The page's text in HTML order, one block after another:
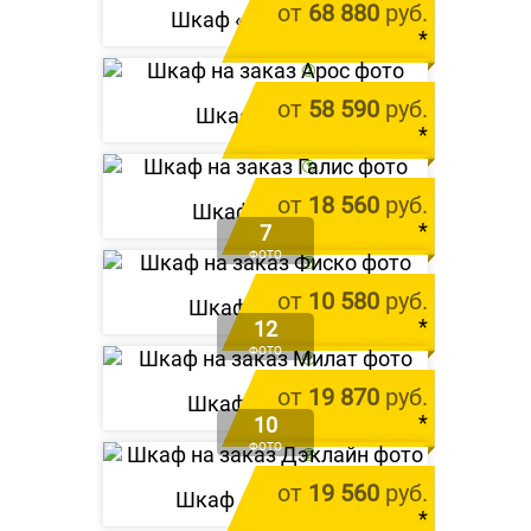
от 68 880 руб.
*
цена за 1 м.п.
Шкаф « Форичест»
от 58 590 руб.
*
цена за 1 м.п.
Шкаф « Арос»
от 18 560 руб.
*
цена за 1 м.п.
Шкаф «Галис»
7
ФОТО
от 10 580 руб.
*
цена за 1 м.п.
Шкаф «Фиско»
12
ФОТО
от 19 870 руб.
*
цена за 1 м.п.
Шкаф «Милат»
10
ФОТО
от 19 560 руб.
*
Шкаф « Дэклайн »